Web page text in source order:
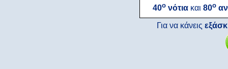
40ο νότια και80ο
Για να κάνεις